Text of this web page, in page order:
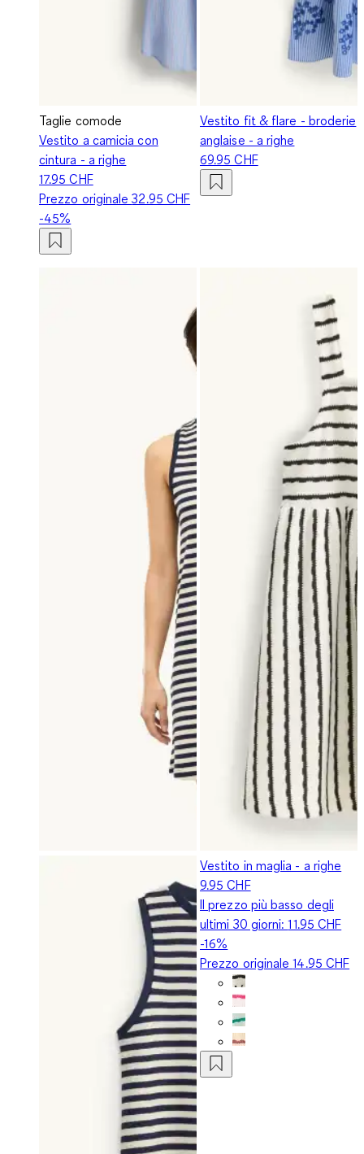
Taglie comode
Vestito a camicia con
cintura - a righe
17.95 CHF
Prezzo originale32.95 CHF
-45%
Vestito fit & flare - broderie
anglaise - a righe
69.95 CHF
Vestito in maglia - a righe
9.95 CHF
Il prezzo più basso degli
ultimi 30 giorni:11.95 CHF
-16%
Prezzo originale14.95 CHF